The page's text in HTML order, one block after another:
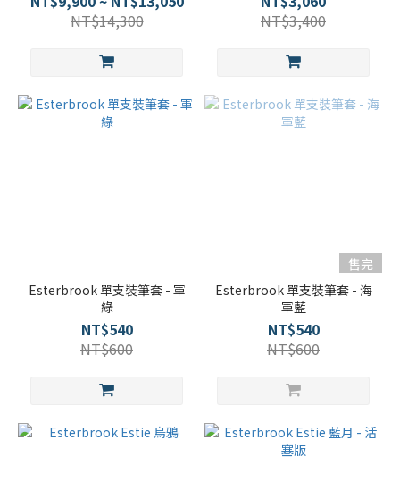
NT$14,300
NT$3,400
Esterbrook 單支裝筆套 - 軍
綠
NT$540
NT$600
售完
Esterbrook 單支裝筆套 - 海
軍藍
NT$540
NT$600